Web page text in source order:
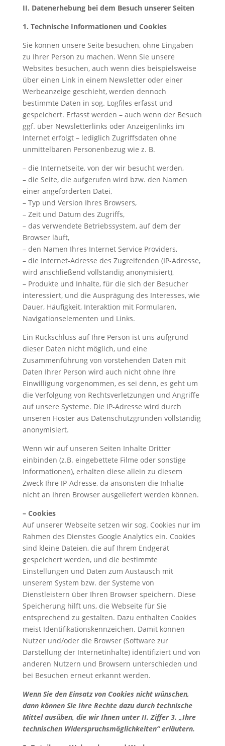
II. Datenerhebung bei dem Besuch unserer Seiten
1. Technische Informationen und Cookies
Sie können unsere Seite besuchen, ohne Eingaben
zu Ihrer Person zu machen. Wenn Sie unsere
Websites besuchen, auch wenn dies beispielsweise
über einen Link in einem Newsletter oder einer
Werbeanzeige geschieht, werden dennoch
bestimmte Daten in sog. Logfiles erfasst und
gespeichert. Erfasst werden – auch wenn der Besuch
ggf. über Newsletterlinks oder Anzeigenlinks im
Internet erfolgt – lediglich Zugriffsdaten ohne
unmittelbaren Personenbezug wie z. B.
– die Internetseite, von der wir besucht werden,
– die Seite, die aufgerufen wird bzw. den Namen
einer angeforderten Datei,
– Typ und Version Ihres Browsers,
– Zeit und Datum des Zugriffs,
– das verwendete Betriebssystem, auf dem der
Browser läuft,
– den Namen Ihres Internet Service Providers,
– die Internet-Adresse des Zugreifenden (IP-Adresse,
wird anschließend vollständig anonymisiert),
– Produkte und Inhalte, für die sich der Besucher
interessiert, und die Ausprägung des Interesses, wie
Dauer, Häufigkeit, Interaktion mit Formularen,
Navigationselementen und Links.
Ein Rückschluss auf Ihre Person ist uns aufgrund
dieser Daten nicht möglich, und eine
Zusammenführung von vorstehenden Daten mit
Daten Ihrer Person wird auch nicht ohne Ihre
Einwilligung vorgenommen, es sei denn, es geht um
die Verfolgung von Rechtsverletzungen und Angriffe
auf unsere Systeme. Die IP-Adresse wird durch
unseren Hoster aus Datenschutzgründen vollständig
anonymisiert.
Wenn wir auf unseren Seiten Inhalte Dritter
einbinden (z.B. eingebettete Filme oder sonstige
Informationen), erhalten diese allein zu diesem
Zweck Ihre IP-Adresse, da ansonsten die Inhalte
nicht an Ihren Browser ausgeliefert werden können.
– Cookies
Auf unserer Webseite setzen wir sog. Cookies nur im
Rahmen des Dienstes Google Analytics ein. Cookies
sind kleine Dateien, die auf Ihrem Endgerät
gespeichert werden, und die bestimmte
Einstellungen und Daten zum Austausch mit
unserem System bzw. der Systeme von
Dienstleistern über Ihren Browser speichern. Diese
Speicherung hilft uns, die Webseite für Sie
entsprechend zu gestalten. Dazu enthalten Cookies
meist Identifikationskennzeichen. Damit können
Nutzer und/oder die Browser (Software zur
Darstellung der Internetinhalte) identifiziert und von
anderen Nutzern und Browsern unterschieden und
bei Besuchen erneut erkannt werden.
Wenn Sie den Einsatz von Cookies nicht wünschen,
dann können Sie Ihre Rechte dazu durch technische
Mittel ausüben, die wir Ihnen unter II. Ziffer 3. „Ihre
technischen Widerspruchsmöglichkeiten“ erläutern.